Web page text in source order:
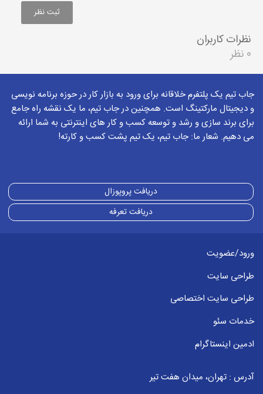
نظرات کاربران
0 نظر
جاب تیم یک پلتفرم خلاقانه برای ورود به بازار کار در حوزه برنامه نویسی
و دیجیتال مارکتینگ است. همچنین در جاب تیم، ما یک نقشه راه جامع
برای برند سازی و رشد و توسعه کسب و کار های اینترنتی به شما ارائه
می دهیم. شعار ما: جاب تیم، یک تیم پشت کسب و کارته!
دریافت پروپوزال
دریافت تعرفه
ورود/عضویت
طراحی سایت
طراحی سایت اختصاصی
خدمات سئو
ادمین اینستاگرام
آدرس : تهران، میدان هفت تیر